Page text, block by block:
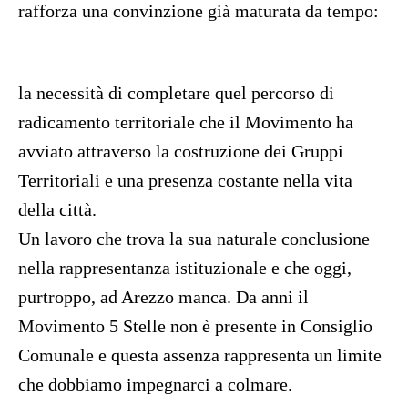
rafforza una convinzione già maturata da tempo:
la necessità di completare quel percorso di
radicamento territoriale che il Movimento ha
avviato attraverso la costruzione dei Gruppi
Territoriali e una presenza costante nella vita
della città.
Un lavoro che trova la sua naturale conclusione
nella rappresentanza istituzionale e che oggi,
purtroppo, ad Arezzo manca. Da anni il
Movimento 5 Stelle non è presente in Consiglio
Comunale e questa assenza rappresenta un limite
che dobbiamo impegnarci a colmare.